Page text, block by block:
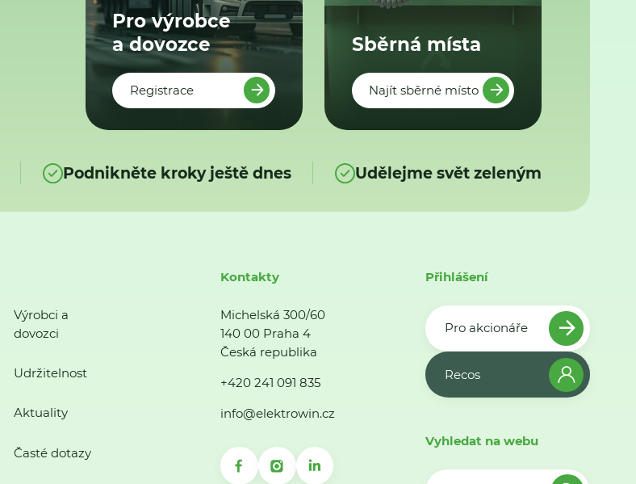
Pro výrobce
a dovozce
Registrace
Sběrná místa
Najít sběrné místo
Podnikněte kroky ještě dnes Udělejme svět zeleným
Výrobci a
dovozci
Udržitelnost
Aktuality
Časté dotazy
Kontakty
Michelská 300/60
140 00 Praha 4
Česká republika
+420 241 091 835
info@elektrowin.cz
Přihlášení
Pro akcionáře
Recos
Vyhledat na webu